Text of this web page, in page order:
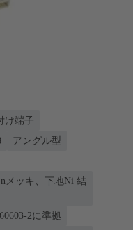
け端子
アングル型
メッキ、下地Ni 結
2に準拠